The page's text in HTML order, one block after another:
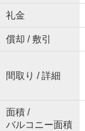
礼金
償却 / 敷引
間取り / 詳細
面積 /
バルコニー面積